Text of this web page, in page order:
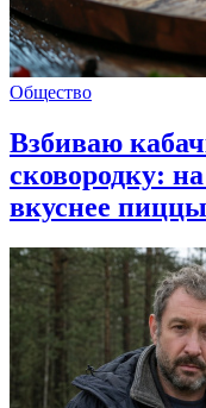
Общество
Взбиваю
сковородку:
вкуснее